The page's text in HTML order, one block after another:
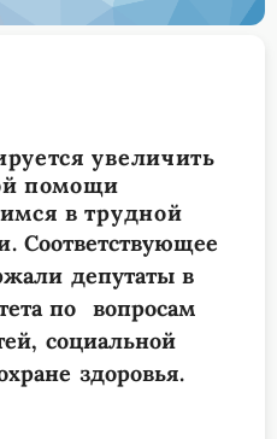
увеличить
помощи
в трудной
Соответствующее
депутаты в
по вопросам
социальной
здоровья.